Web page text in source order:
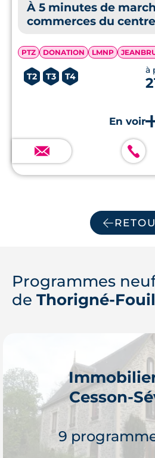
À 5 minutes de
commerces du
PTZ DONATION LMNP
T2 T3 T4
à
Programmes
de Thorigné-
Cesson-
9